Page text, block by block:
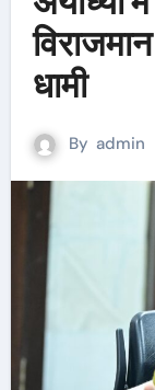
धामी
By admin